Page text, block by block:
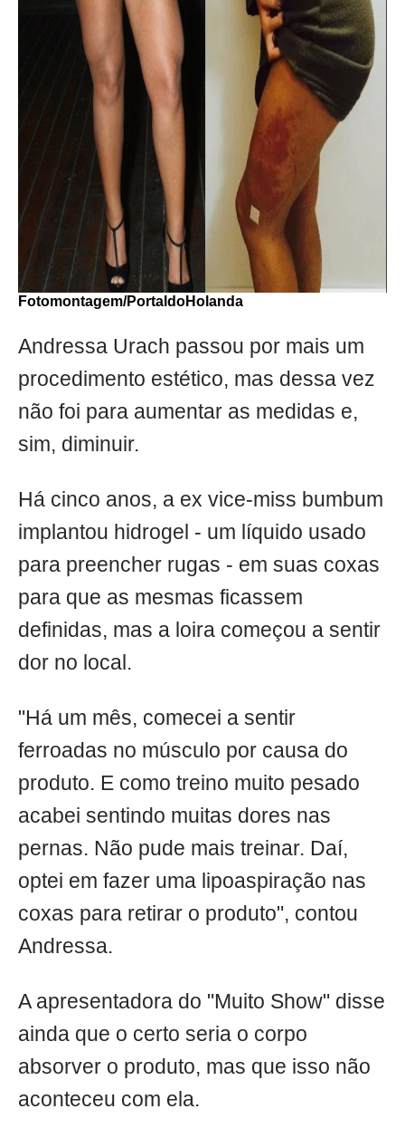
Fotomontagem/PortaldoHolanda
Andressa Urach passou por mais um
procedimento estético, mas dessa vez
não foi para aumentar as medidas e,
sim, diminuir.
Há cinco anos, a ex vice-miss bumbum
implantou hidrogel - um líquido usado
para preencher rugas - em suas coxas
para que as mesmas ficassem
definidas, mas a loira começou a sentir
dor no local.
"Há um mês, comecei a sentir
ferroadas no músculo por causa do
produto. E como treino muito pesado
acabei sentindo muitas dores nas
pernas. Não pude mais treinar. Daí,
optei em fazer uma lipoaspiração nas
coxas para retirar o produto", contou
Andressa.
A apresentadora do "Muito Show" disse
ainda que o certo seria o corpo
absorver o produto, mas que isso não
aconteceu com ela.